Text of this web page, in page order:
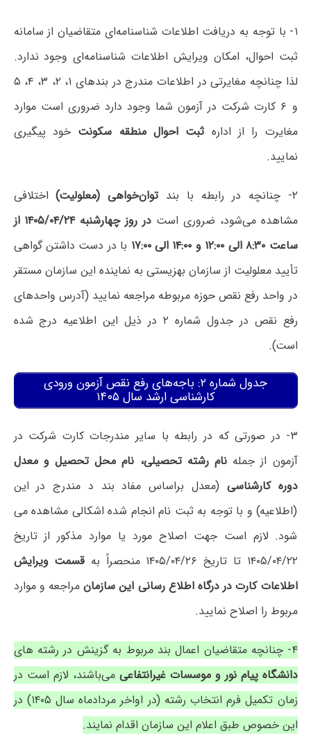
۱- با توجه به دریافت اطلاعات شناسنامه‌ای متقاضیان از سامانه
ثبت احوال، امکان ویرایش اطلاعات شناسنامه‌ای وجود ندارد.
لذا چنانچه مغایرتی در اطلاعات مندرج در بندهای ۱، ۲، ۳، ۴، ۵
و ۶ کارت شرکت در آزمون شما وجود دارد ضروری است موارد
مغایرت را از اداره ثبت احوال منطقه سکونت خود پیگیری
نمایید.
۲- چنانچه در رابطه با بند توان‌خواهی (معلولیت)اختلافی
مشاهده می‌شود، ضروری است
در روز چهارشنبه ۱۴۰۵/۰۴/۲۴ از
ساعت ۸:۳۰ الی ۱۲:۰۰ و ۱۴:۰۰ الی ۱۷:۰۰
با در دست داشتن گواهی
تأیید معلولیت از سازمان بهزیستی به نماینده این سازمان مستقر
در واحد رفع نقص حوزه مربوطه مراجعه نمایید (آدرس واحدهای
رفع نقص در جدول شماره ۲ در ذیل این اطلاعیه درج شده
است).
جدول شماره ۲: باجه‌های رفع نقص آزمون ورودی
کارشناسی ارشد سال ۱۴۰۵
۳- در صورتی که در رابطه با سایر مندرجات کارت شرکت در
آزمون از جمله نام رشته تحصیلی، نام محل تحصیل و معدل
دوره کارشناسی (معدل براساس مفاد بند د مندرج در این
(اطلاعیه) و با توجه به ثبت نام انجام شده اشکالی مشاهده می
شود. لازم است جهت اصلاح مورد یا موارد مذکور از تاریخ
۱۴۰۵/۰۴/۲۲ تا تاریخ ۱۴۰۵/۰۴/۲۶ منحصراً به
قسمت ویرایش
اطلاعات کارت در درگاه اطلاع رسانی این سازمانمراجعه و موارد
مربوط را اصلاح نمایید.
۴- چنانچه متقاضیان اعمال بند مربوط به گزینش در رشته های
دانشگاه پیام نور و موسسات غیرانتفاعی می‌باشند، لازم است در
زمان تکمیل فرم انتخاب رشته (در اواخر مردادماه سال ۱۴۰۵) در
این خصوص طبق اعلام این سازمان اقدام نمایند.